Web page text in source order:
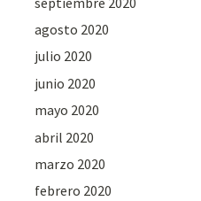
agosto 2020
julio 2020
junio 2020
mayo 2020
abril 2020
marzo 2020
febrero 2020